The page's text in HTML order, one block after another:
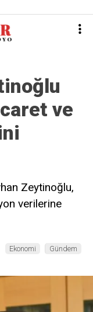
ve
Zeytinoğlu,
verilerine
Ekonomi Gündem